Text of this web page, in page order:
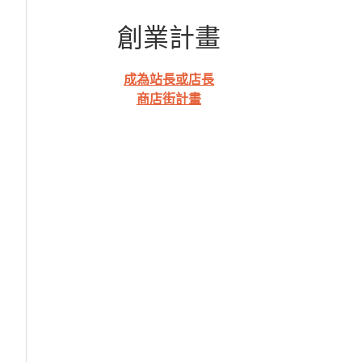
創業計畫
成為站長或店長
商店街計畫